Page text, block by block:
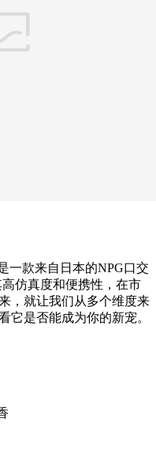
一款来自日本的NPG口交
仿真度和便携性，在市
，就让我们从多个维度来
它是否能成为你的新宠。